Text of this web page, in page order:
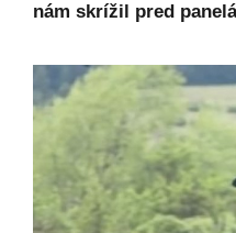
nám skrížil pred